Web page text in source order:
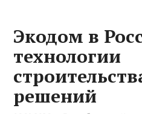
Экодом в
технологии
решений